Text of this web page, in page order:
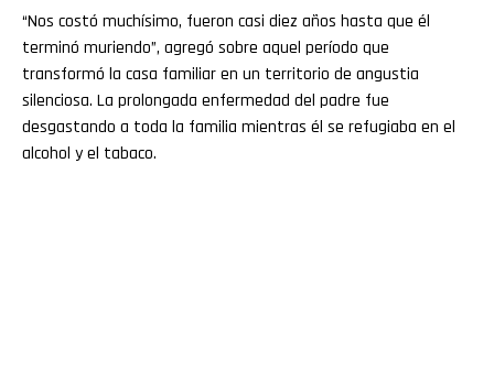
“Nos costó muchísimo, fueron casi diez años hasta que él
terminó muriendo”, agregó sobre aquel período que
transformó la casa familiar en un territorio de angustia
silenciosa. La prolongada enfermedad del padre fue
desgastando a toda la familia mientras él se refugiaba en el
alcohol y el tabaco.